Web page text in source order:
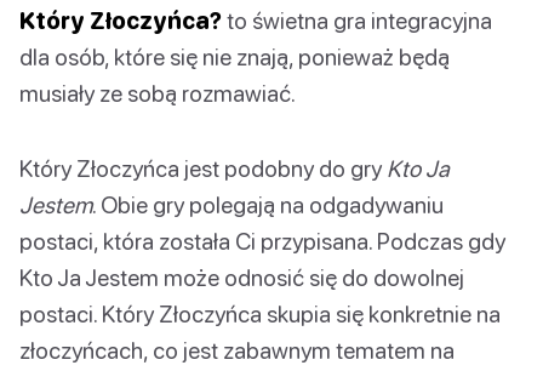
Który Złoczyńca?to świetna gra integracyjna
dla osób, które się nie znają, ponieważ będą
musiały ze sobą rozmawiać.
Który Złoczyńca jest podobny do gry Kto Ja
Jestem. Obie gry polegają na odgadywaniu
postaci, która została Ci przypisana. Podczas gdy
Kto Ja Jestem może odnosić się do dowolnej
postaci. Który Złoczyńca skupia się konkretnie na
złoczyńcach, co jest zabawnym tematem na